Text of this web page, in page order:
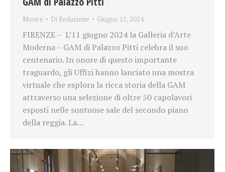
Mostre Di Redazione Giugno 11, 2024
FIRENZE – L’11 giugno 2024 la Galleria d’Arte
Moderna – GAM di Palazzo Pitti celebra il suo
centenario. In onore di questo importante
traguardo, gli Uffizi hanno lanciato una mostra
virtuale che esplora la ricca storia della GAM
attraverso una selezione di oltre 50 capolavori
esposti nelle sontuose sale del secondo piano
della reggia. La…